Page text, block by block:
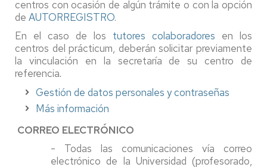
centros con ocasión de algún trámite o con la opción
de AUTORREGISTRO.
En el caso de los tutores colaboradores en los
centros del prácticum, deberán solicitar previamente
la vinculación en la secretaría de su centro de
referencia.
Gestión de datos personales y contraseñas
Más información
CORREO ELECTRÓNICO
- Todas las comunicaciones vía correo
electrónico de la Universidad (profesorado,